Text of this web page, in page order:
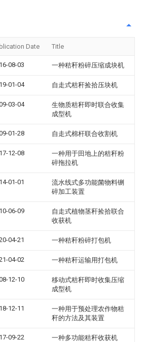
Date Title
08-03 一种秸秆粉碎压缩成块机
01-04 自走式秸秆捡拾压块机
03-04
生物质秸秆即时联合收集
成型机
01-28 自走式棉杆联合收割机
12-08
一种用于田地上的秸秆粉
碎拖拉机
01-01
流水线式多功能菌物料铡
碎加工装置
06-09
自走式植物茎秆捡拾联合
收获机
04-21 一种秸秆粉碎打包机
04-02 一种秸秆运输用打包机
12-10
移动式秸秆即时收集压缩
成型机
12-11
一种用于预处理农作物秸
秆的方法及其装置
09-22 一种多功能秸秆收获机